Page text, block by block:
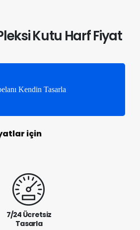
Kutu Harf Fiyat
Kendin Tasarla
için
7/24 Ücretsiz
Tasarla